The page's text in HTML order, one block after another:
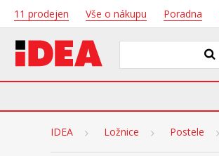
11 prodejen Vše o nákupu Poradna
IDEA Ložnice Postele